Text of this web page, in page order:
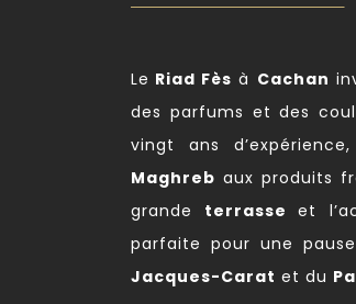
Le Riad Fès à Cachan
des parfums et des
vingt ans
Maghreb aux produits
grande terrasseet
parfaite pour une
Jacques-Carat et du